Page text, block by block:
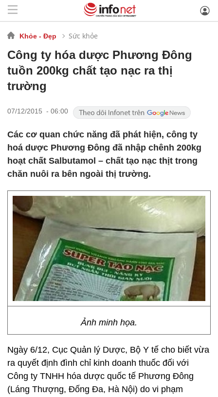
Khỏe - Đẹp Sức khỏe
Công ty hóa dược Phương Đông
tuồn 200kg chất tạo nạc ra thị
trường
07/12/2015 - 06:00
Các cơ quan chức năng đã phát hiện, công ty
hoá dược Phương Đông đã nhập chênh 200kg
hoạt chất Salbutamol – chất tạo nạc thịt trong
chăn nuôi ra bên ngoài thị trường.
Ảnh minh họa.
Ngày 6/12, Cục Quản lý Dược, Bộ Y tế cho biết vừa
ra quyết định đình chỉ kinh doanh thuốc đối với
Công ty TNHH hóa dược quốc tế Phương Đông
(Láng Thượng, Đống Đa, Hà Nội) do vi phạm